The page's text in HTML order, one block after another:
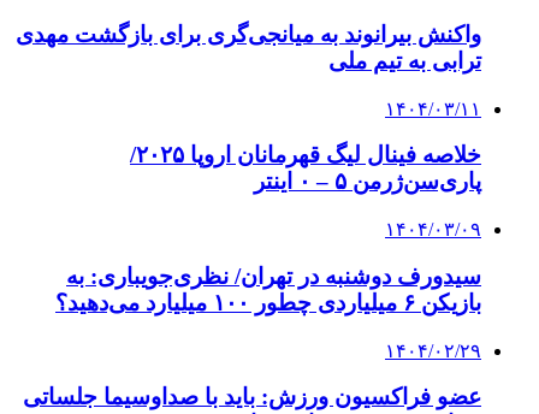
واکنش بیرانوند به میانجی‌گری برای بازگشت مهدی
ترابی به تیم ملی
۱۴۰۴/۰۳/۱۱
خلاصه فینال لیگ قهرمانان اروپا ۲۰۲۵/
پاری‌سن‌ژرمن ۵ – ۰ اینتر
۱۴۰۴/۰۳/۰۹
سیدورف دوشنبه در تهران/ نظری‌جویباری: به
بازیکن ۶ میلیاردی چطور ۱۰۰ میلیارد می‌دهید؟
۱۴۰۴/۰۲/۲۹
عضو فراکسیون ورزش: باید با صداوسیما جلساتی